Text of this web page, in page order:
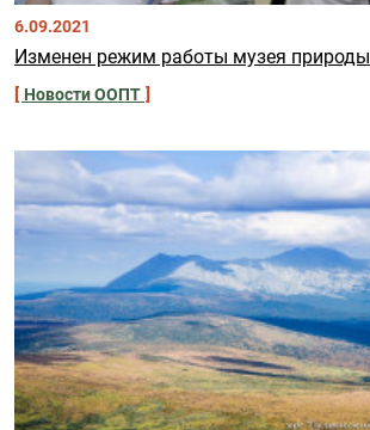
6.09.2021
Изменен режим работы музея природы
Новости ООПТ